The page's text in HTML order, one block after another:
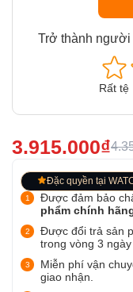
Trở thành người
Rất tệ
3.915.000₫
Đặc quyền tại
Được đảm bảo
phẩm chính
Được đổi trả sản
trong vòng 3
Miễn phí vận
giao nhận.